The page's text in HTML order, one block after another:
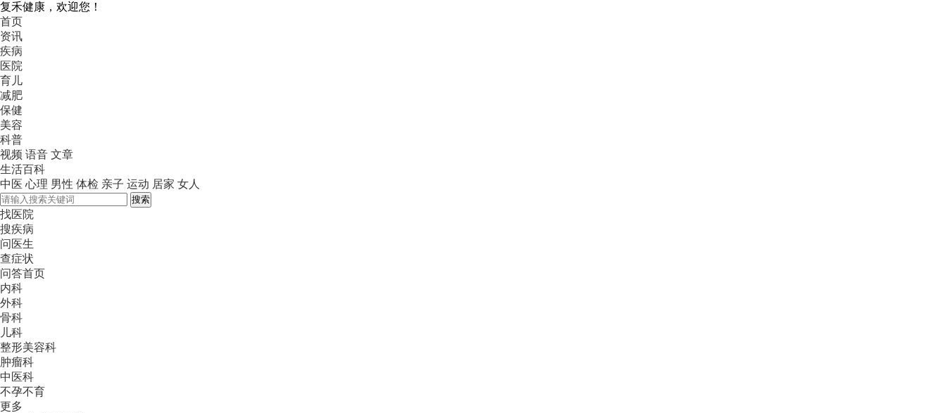
复禾健康，欢迎您！
首页
资讯
疾病
医院
育儿
减肥
保健
美容
科普
视频 语音 文章
生活百科
中医 心理 男性 体检 亲子 运动 居家 女人
搜索
找医院
搜疾病
问医生
查症状
问答首页
内科
外科
骨科
儿科
整形美容科
肿瘤科
中医科
不孕不育
更多